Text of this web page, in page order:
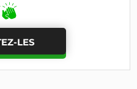
LES